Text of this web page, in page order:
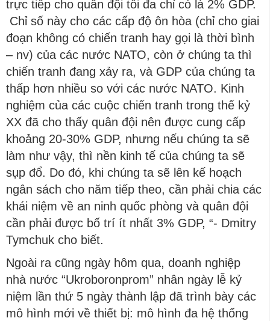
trực tiếp cho quân đội tối đa chỉ có là 2% GDP.
Chỉ số này cho các cấp độ ôn hòa (chỉ cho giai
đoạn không có chiến tranh hay gọi là thời bình
– nv) của các nước NATO, còn ở chúng ta thì
chiến tranh đang xảy ra, và GDP của chúng ta
thấp hơn nhiều so với các nước NATO. Kinh
nghiệm của các cuộc chiến tranh trong thế kỷ
XX đã cho thấy quân đội nên được cung cấp
khoảng 20-30% GDP, nhưng nếu chúng ta sẽ
làm như vậy, thì nền kinh tế của chúng ta sẽ
sụp đổ. Do đó, khi chúng ta sẽ lên kế hoạch
ngân sách cho năm tiếp theo, cần phải chia các
khái niệm về an ninh quốc phòng và quân đội
cần phải được bố trí ít nhất 3% GDP, “- Dmitry
Tymchuk cho biết.
Ngoài ra cũng ngày hôm qua, doanh nghiệp
nhà nước “Ukroboronprom” nhân ngày lễ kỷ
niệm lần thứ 5 ngày thành lập đã trình bày các
mô hình mới về thiết bị: mô hình đa hệ thống